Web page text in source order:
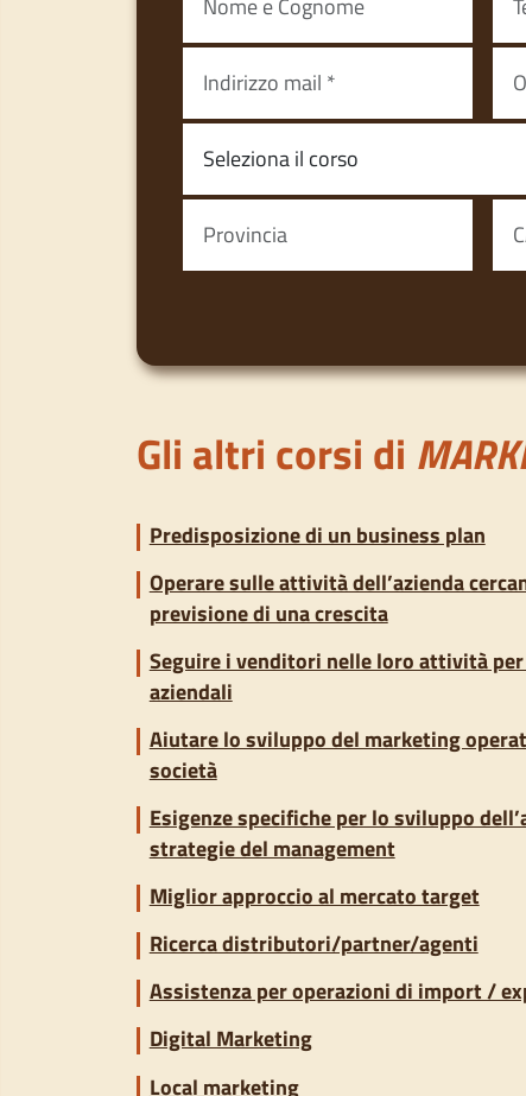
Gli altri corsi di
Predisposizione di un business plan
Operare sulle attività dell’azienda
previsione di una crescita
Seguire i venditori nelle loro attività
aziendali
Aiutare lo sviluppo del marketing
società
Esigenze specifiche per lo sviluppo
strategie del management
Miglior approccio al mercato target
Ricerca distributori/partner/agenti
Assistenza per operazioni di import /
Digital Marketing
Local marketing